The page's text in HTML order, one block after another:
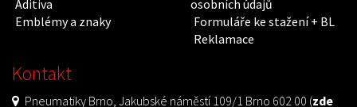
Aditiva
Emblémy a znaky
osobních údajů
Formuláře ke stažení + BL
Reklamace
Kontakt
Pneumatiky Brno, Jakubské náměstí 109/1 Brno 602 00 (zde